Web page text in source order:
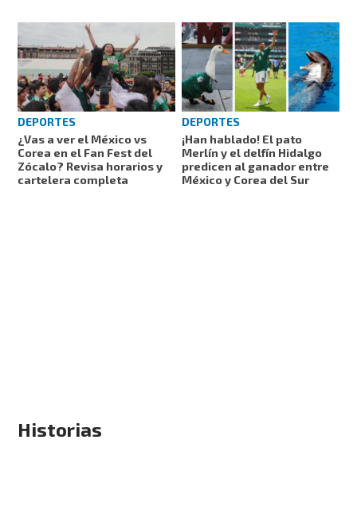
DEPORTES
¿Vas a ver el México vs
Corea en el Fan Fest del
Zócalo? Revisa horarios y
cartelera completa
DEPORTES
¡Han hablado! El pato
Merlín y el delfín Hidalgo
predicen al ganador entre
México y Corea del Sur
Historias